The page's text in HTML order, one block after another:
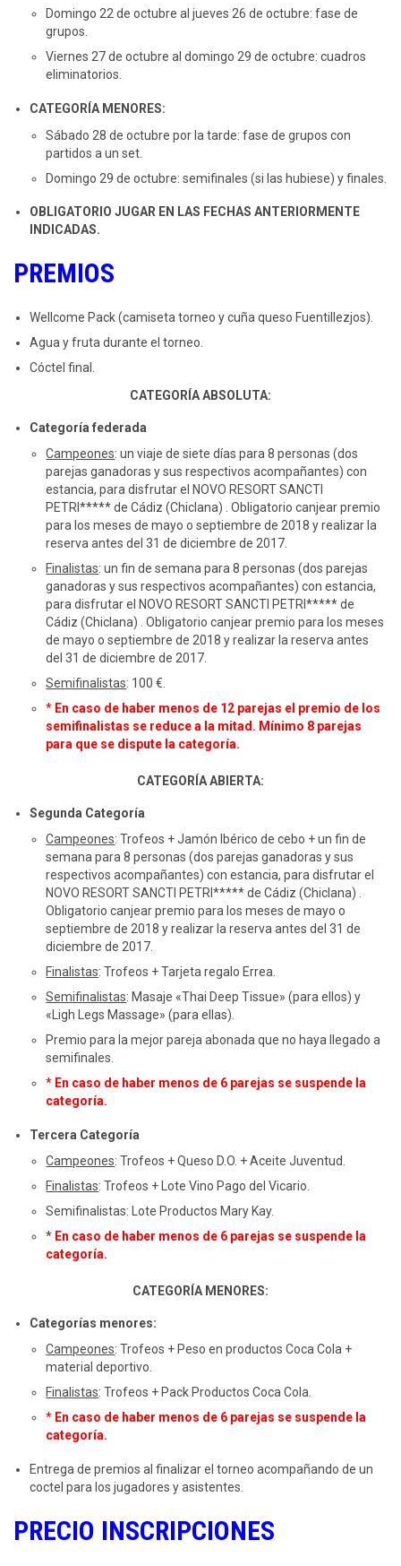
Domingo 22 de octubre al jueves 26 de octubre: fase de
grupos.
Viernes 27 de octubre al domingo 29 de octubre: cuadros
eliminatorios.
CATEGORÍA MENORES:
Sábado 28 de octubre por la tarde: fase de grupos con
partidos a un set.
Domingo 29 de octubre: semifinales (si las hubiese) y finales.
OBLIGATORIO JUGAR EN LAS FECHAS ANTERIORMENTE
INDICADAS.
PREMIOS
Wellcome Pack (camiseta torneo y cuña queso Fuentillezjos).
Agua y fruta durante el torneo.
Cóctel final.
CATEGORÍA ABSOLUTA:
Categoría federada
Campeones: un viaje de siete días para 8 personas (dos
parejas ganadoras y sus respectivos acompañantes) con
estancia, para disfrutar el NOVO RESORT SANCTI
PETRI***** de Cádiz (Chiclana) . Obligatorio canjear premio
para los meses de mayo o septiembre de 2018 y realizar la
reserva antes del 31 de diciembre de 2017.
Finalistas: un fin de semana para 8 personas (dos parejas
ganadoras y sus respectivos acompañantes) con estancia,
para disfrutar el NOVO RESORT SANCTI PETRI***** de
Cádiz (Chiclana) . Obligatorio canjear premio para los meses
de mayo o septiembre de 2018 y realizar la reserva antes
del 31 de diciembre de 2017.
Semifinalistas: 100 €.
* En caso de haber menos de 12 parejas el premio de los
semifinalistas se reduce a la mitad. Mínimo 8 parejas
para que se dispute la categoría.
CATEGORÍA ABIERTA:
Segunda Categoría
Campeones: Trofeos + Jamón Ibérico de cebo + un fin de
semana para 8 personas (dos parejas ganadoras y sus
respectivos acompañantes) con estancia, para disfrutar el
NOVO RESORT SANCTI PETRI***** de Cádiz (Chiclana) .
Obligatorio canjear premio para los meses de mayo o
septiembre de 2018 y realizar la reserva antes del 31 de
diciembre de 2017.
Finalistas: Trofeos + Tarjeta regalo Errea.
Semifinalistas: Masaje «Thai Deep Tissue» (para ellos) y
«Ligh Legs Massage» (para ellas).
Premio para la mejor pareja abonada que no haya llegado a
semifinales.
* En caso de haber menos de 6 parejas se suspende la
categoría.
Tercera Categoría
Campeones: Trofeos + Queso D.O. + Aceite Juventud.
Finalistas: Trofeos + Lote Vino Pago del Vicario.
Semifinalistas: Lote Productos Mary Kay.
* En caso de haber menos de 6 parejas se suspende la
categoría.
CATEGORÍA MENORES:
Categorías menores:
Campeones: Trofeos + Peso en productos Coca Cola +
material deportivo.
Finalistas: Trofeos + Pack Productos Coca Cola.
* En caso de haber menos de 6 parejas se suspende la
categoría.
Entrega de premios al finalizar el torneo acompañando de un
coctel para los jugadores y asistentes.
PRECIO INSCRIPCIONES